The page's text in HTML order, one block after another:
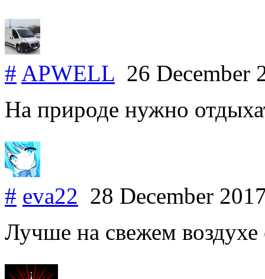
# APWELL 26 December
На природе нужно
# eva22 28 December
Лучше на свежем воздухе